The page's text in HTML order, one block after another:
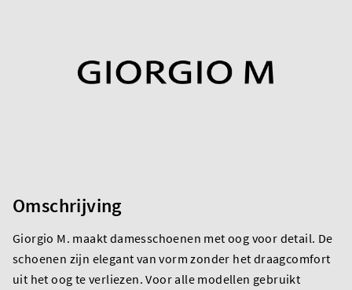
Omschrijving
Giorgio M. maakt damesschoenen met oog voor detail. De
schoenen zijn elegant van vorm zonder het draagcomfort
uit het oog te verliezen. Voor alle modellen gebruikt